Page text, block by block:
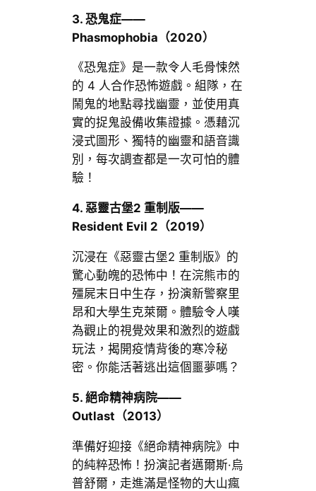
3. 恐鬼症——
Phasmophobia （2020）
《恐鬼症》是一款令人毛骨悚然
的 4 人合作恐怖遊戲。組隊，在
鬧鬼的地點尋找幽靈，並使用真
實的捉鬼設備收集證據。憑藉沉
浸式圖形、獨特的幽靈和語音識
別，每次調查都是一次可怕的體
驗！
4. 惡靈古堡2 重制版——
Resident Evil 2 （2019）
沉浸在《惡靈古堡2 重制版》的
驚心動魄的恐怖中！在浣熊市的
殭屍末日中生存，扮演新警察里
昂和大學生克萊爾。體驗令人嘆
為觀止的視覺效果和激烈的遊戲
玩法，揭開疫情背後的寒冷秘
密。你能活著逃出這個噩夢嗎？
5. 絕命精神病院——
Outlast （2013）
準備好迎接《絕命精神病院》中
的純粹恐怖！扮演記者邁爾斯·烏
普舒爾，走進滿是怪物的大山瘋